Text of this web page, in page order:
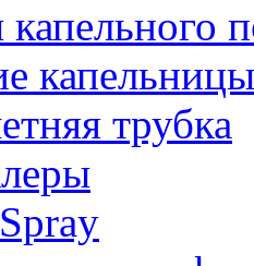
капельницы
трубка